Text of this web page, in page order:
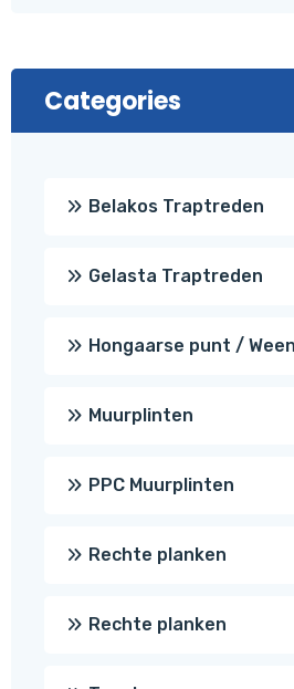
Categories
Belakos Traptreden
Gelasta Traptreden
Hongaarse punt /
Muurplinten
PPC Muurplinten
Rechte planken
Rechte planken